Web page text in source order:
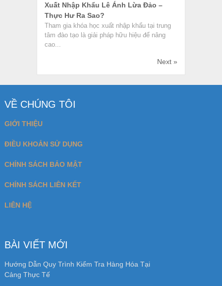
Xuất Nhập Khẩu Lê Ánh Lừa Đảo –
Thực Hư Ra Sao?
Tham gia khóa học xuất nhập khẩu tại trung
tâm đào tạo là giải pháp hữu hiệu để nâng
cao...
Next »
VỀ CHÚNG TÔI
GIỚI THIỆU
ĐIỀU KHOẢN SỬ DỤNG
CHÍNH SÁCH BẢO MẬT
CHÍNH SÁCH LIÊN KẾT
LIÊN HỆ
BÀI VIẾT MỚI
Hướng Dẫn Quy Trình Kiểm Tra Hàng Hóa Tại
Cảng Thực Tế